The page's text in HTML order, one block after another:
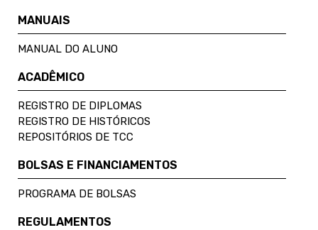
MANUAIS
MANUAL DO ALUNO
ACADÊMICO
REGISTRO DE DIPLOMAS
REGISTRO DE HISTÓRICOS
REPOSITÓRIOS DE TCC
BOLSAS E FINANCIAMENTOS
PROGRAMA DE BOLSAS
REGULAMENTOS